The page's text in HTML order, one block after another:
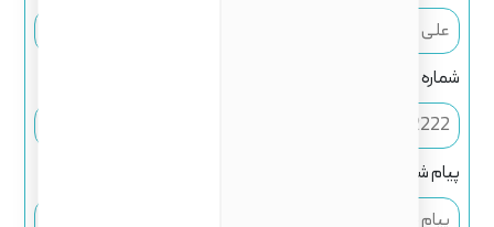
شماره تماس
پیام شما